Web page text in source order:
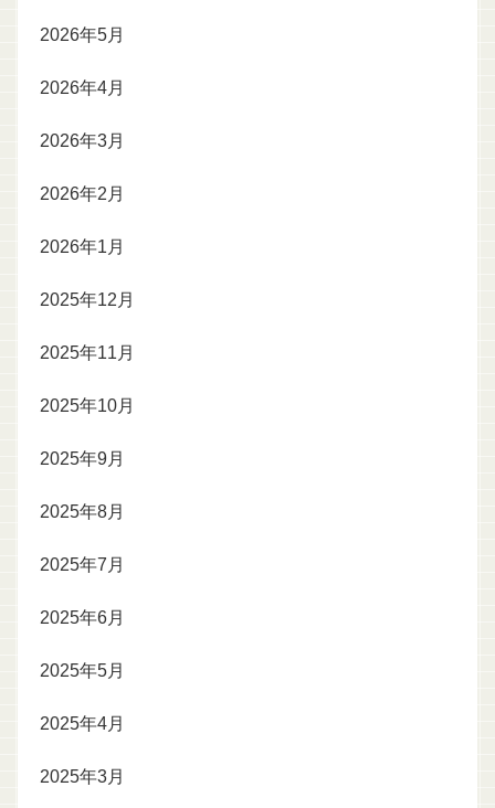
2026年5月
2026年4月
2026年3月
2026年2月
2026年1月
2025年12月
2025年11月
2025年10月
2025年9月
2025年8月
2025年7月
2025年6月
2025年5月
2025年4月
2025年3月